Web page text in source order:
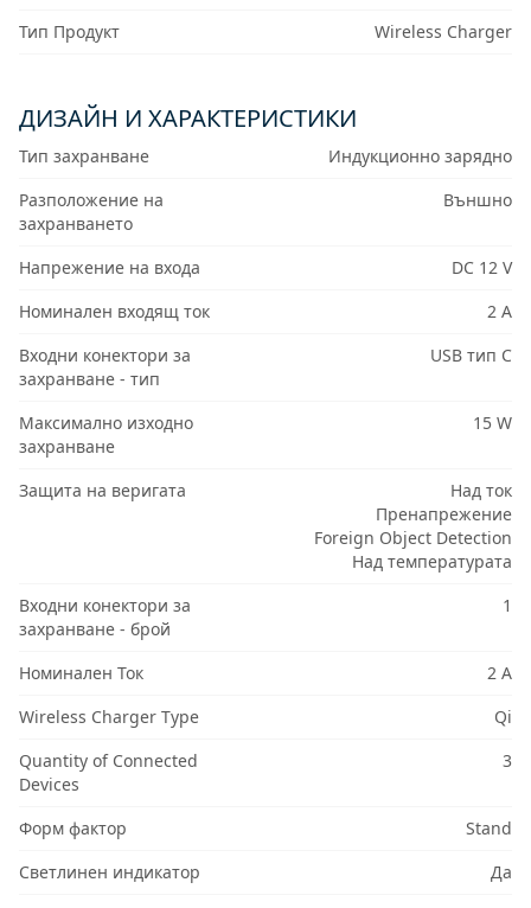
Тип Продукт
Wireless Charger
ДИЗАЙН И ХАРАКТЕРИСТИКИ
Тип захранване
Индукционно зарядно
Разположение на
захранването
Външно
Напрежение на входа
DC 12 V
Номинален входящ ток
2 A
Входни конектори за
захранване - тип
USB тип C
Максимално изходно
захранване
15 W
Защита на веригата
Над ток
Пренапрежение
Foreign Object Detection
Над температурата
Входни конектори за
захранване - брой
1
Номинален Ток
2 A
Wireless Charger Type
Qi
Quantity of Connected
Devices
3
Форм фактор
Stand
Светлинен индикатор
Да